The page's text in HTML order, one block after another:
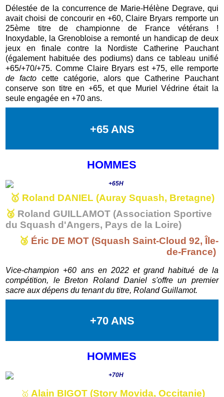
Délestée de la concurrence de Marie-Hélène Degrave, qui
avait choisi de concourir en +60, Claire Bryars remporte un
25ème titre de championne de France vétérans !
Inoxydable, la Grenobloise a remonté un handicap de deux
jeux en finale contre la Nordiste Catherine Pauchant
(également habituée des podiums) dans ce tableau unifié
+65/+70/+75. Comme Claire Bryars est +75, elle remporte
de facto cette catégorie, alors que Catherine Pauchant
conserve son titre en +65, et que Muriel Védrine était la
seule engagée en +70 ans.
+65 ANS
HOMMES
🥇 Roland DANIEL (Auray Squash, Bretagne)
🥈 Roland GUILLAMOT (Association Sportive
du Squash d'Angers, Pays de la Loire)
🥉 Éric DE MOT (Squash Saint-Cloud 92, Île-
de-France)
Vice-champion +60 ans en 2022 et grand habitué de la
compétition, le Breton Roland Daniel s'offre un premier
sacre aux dépens du tenant du titre, Roland Guillamot.
+70 ANS
HOMMES
🥇 Alain BIGOT (Story Movida, Occitanie)